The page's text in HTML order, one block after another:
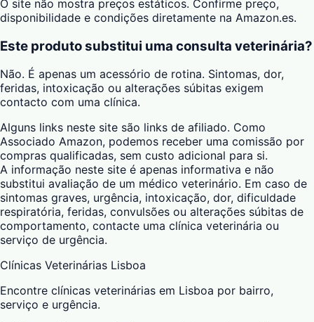
O site não mostra preços estáticos. Confirme preço,
disponibilidade e condições diretamente na Amazon.es.
Este produto substitui uma consulta veterinária?
Não. É apenas um acessório de rotina. Sintomas, dor,
feridas, intoxicação ou alterações súbitas exigem
contacto com uma clínica.
Alguns links neste site são links de afiliado. Como
Associado Amazon, podemos receber uma comissão por
compras qualificadas, sem custo adicional para si.
A informação neste site é apenas informativa e não
substitui avaliação de um médico veterinário. Em caso de
sintomas graves, urgência, intoxicação, dor, dificuldade
respiratória, feridas, convulsões ou alterações súbitas de
comportamento, contacte uma clínica veterinária ou
serviço de urgência.
Clínicas Veterinárias Lisboa
Encontre clínicas veterinárias em Lisboa por bairro,
serviço e urgência.